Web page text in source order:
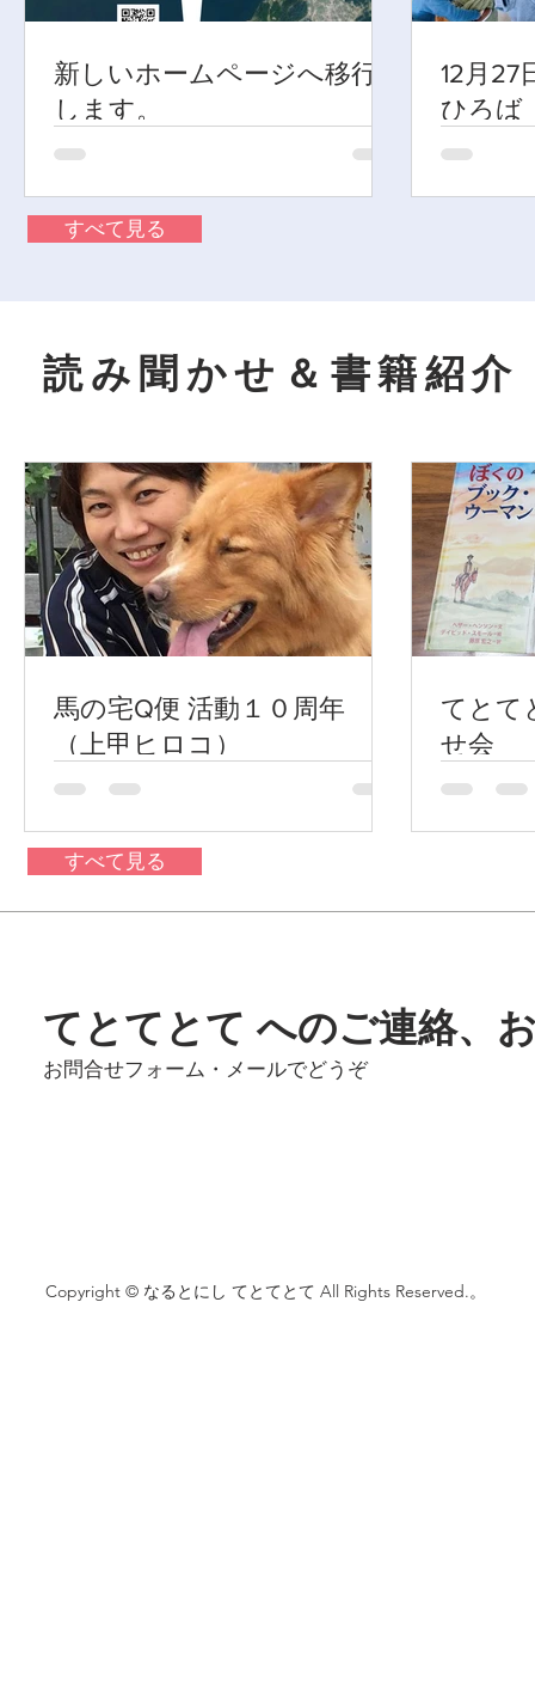
新しいホームページへ移行
します。
12月
ひろば
すべて見る
読み聞かせ＆書籍紹介
すべて見る
馬の宅Q便 活動１０周年
（上甲ヒロコ）
てとて
せ会
てとてとて へのご連絡、
お問合せフォーム・メールでどうぞ
Copyright © なるとにし てとてとて All Rights Reserved.。